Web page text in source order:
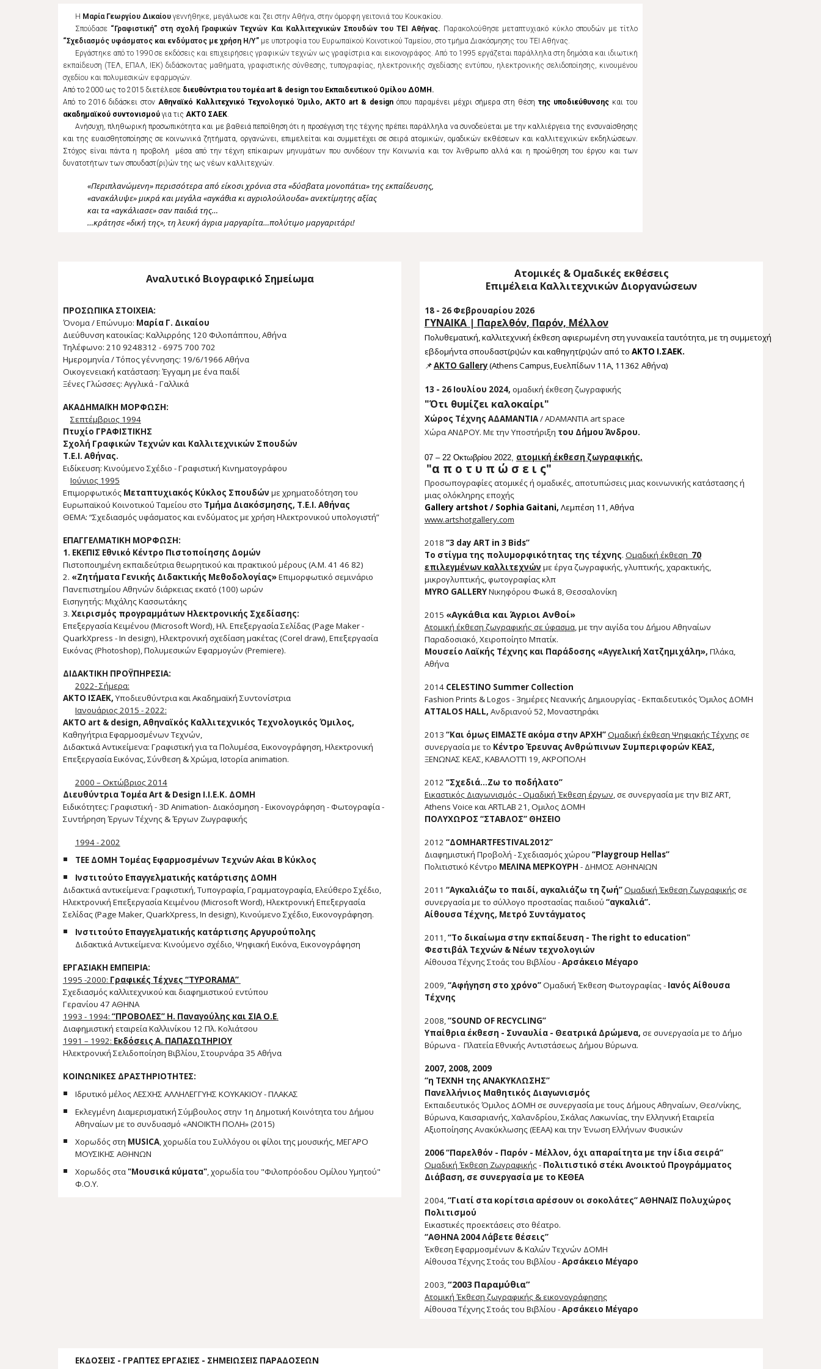
Η Μαρία Γεωργίου Δικαίουγεννήθηκε, μεγάλωσε και ζει στην Αθήνα, στην όμορφη γειτονιά του Κουκακίου.
Σπούδασε “Γραφιστική” στη σχολή Γραφικών Τεχνών Και Καλλιτεχνικών Σπουδών του ΤΕΙ Αθήνας. Παρακολούθησε μεταπτυχιακό κύκλο σπουδών με τίτλο
“Σχεδιασμός υφάσματος και ενδύματος με χρήση Η/Υ” με υποτροφίατου Ευρωπαϊκού Κοινοτικού Ταμείου, στο τμήμα Διακόσμησης του ΤΕΙ Αθήνας.
Εργάστηκε από το 1990 σε εκδόσεις και επιχειρήσεις γραφικών τεχνών ως γραφίστρια και εικονογράφος. Από το 1995 εργάζεται παράλληλα στη δημόσια και ιδιωτική
εκπαίδευση (ΤΕΛ, ΕΠΑΛ, ΙΕΚ) διδάσκοντας μαθήματα, γραφιστικής σύνθεσης, τυπογραφίας, ηλεκτρονικής σχεδίασης εντύπου, ηλεκτρονικής σελιδοποίησης, κινουμένου
σχεδίου και πολυμεσικών εφαρμογών.
Από το 2000 ως το 2015 διετέλεσε διευθύντρια του τομέα art & design του Εκπαιδευτικού Ομίλου ΔΟΜΗ.
Aπό το 2016 διδάσκει στον Αθηναϊκό Καλλιτεχνικό ΤεχνολογικόΌμιλο, ΑΚΤΟ art & design όπου παραμένει μέχρι σήμερα στη θέση της υποδιεύθυνσηςκαι του
ακαδημαϊκούσυντονισμούγια τις ΑΚΤΟ ΣΑΕΚ.
Ανήσυχη, πληθωρική προσωπικότητα και με βαθειά πεποίθηση ότι η προσέγγιση της τέχνης πρέπει παράλληλα να συνοδεύεται με την καλλιέργεια της ενσυναίσθησης
και της ευαισθητοποίησης σε κοινωνικά ζητήματα, οργανώνει, επιμελείται και συμμετέχει σε σειρά ατομικών, ομαδικών εκθέσεων και καλλιτεχνικών εκδηλώσεων.
Στόχος είναι πάντα η προβολή μέσα από την τέχνη επίκαιρων μηνυμάτων που συνδέουν την Κοινωνία και τον Άνθρωπο αλλά και η προώθηση του έργου και των
δυνατοτήτων των σπουδαστ(ρι)ών της ως νέων καλλιτεχνών.
«Περιπλανώμενη» περισσότερα από είκοσι χρόνια στα «δύσβατα μονοπάτια» της εκπαίδευσης,
«ανακάλυψε» μικρά και μεγάλα«αγκάθια κι αγριολούλουδα»ανεκτίμητης αξίας
και τα «αγκάλιασε» σαν παιδιά της…
…κράτησε «δική της», τη λευκή άγρια μαργαρίτα…πολύτιμο μαργαριτάρι!
Αναλυτικό Βιογραφικό Σημείωμα
ΠΡΟΣΩΠΙΚΑ ΣΤΟΙΧΕΙΑ:
Όνομα / Επώνυμο: Μαρία Γ. Δικαίου
Διεύθυνση κατοικίας: Καλλιρρόης 120 Φιλοπάππου, Αθήνα
Τηλέφωνο: 210 9248312 - 6975 700 702
Ημερομηνία / Τόπος γέννησης: 19/6/1966 Αθήνα
Οικογενειακή κατάσταση: Έγγαμη με ένα παιδί
Ξένες Γλώσσες: Αγγλικά - Γαλλικά
ΑΚΑΔΗΜΑΪΚΗ ΜΟΡΦΩΣΗ:
Σεπτέμβριος 1994
Πτυχίο ΓΡΑΦΙΣΤΙΚΗΣ
Σχολή Γραφικών Τεχνών και Καλλιτεχνικών Σπουδών
Τ.Ε.Ι. Αθήνας.
Ειδίκευση: Κινούμενο Σχέδιο - Γραφιστική Κινηματογράφου
Ιούνιος 1995
Επιμορφωτικός Μεταπτυχιακός Κύκλος Σπουδών με χρηματοδότηση του
Ευρωπαϊκού Κοινοτικού Ταμείου στο Τμήμα Διακόσμησης, Τ.Ε.Ι. Αθήνας
ΘΕΜΑ: “Σχεδιασμός υφάσματος και ενδύματος με χρήση Ηλεκτρονικού υπολογιστή”
ΕΠΑΓΓΕΛΜΑΤΙΚΗ ΜΟΡΦΩΣΗ:
1. ΕΚΕΠΙΣ Εθνικό Κέντρο Πιστοποίησης Δομών
Πιστοποιημένη εκπαιδεύτρια θεωρητικού και πρακτικού μέρους (Α.Μ. 41 46 82)
2. «Ζητήματα Γενικής Διδακτικής Μεθοδολογίας»Επιμορφωτικό σεμινάριο
Πανεπιστημίου Αθηνών διάρκειας εκατό (100) ωρών
Εισηγητής: Μιχάλης Κασσωτάκης
3. Χειρισμός προγραμμάτων Ηλεκτρονικής Σχεδίασης:
Eπεξεργασία Kειμένου (Microsoft Word), Ηλ. Επεξεργασία Σελίδας(Page Maker -
QuarkΧpress - In design), Ηλεκτρονική σχεδίαση μακέτας (Corel draw), Επεξεργασία
Εικόνας (Photoshop), Πολυμεσικών Εφαρμογών (Premiere).
ΔΙΔΑΚΤΙΚΗ ΠΡΟΫΠΗΡΕΣΙΑ:
2022- Σήμερα:
ΑΚΤΟ ΙΣΑΕΚ, Υποδιευθύντρια καιΑκαδημαϊκή Συντονίστρια
Ιανουάριος 2015 -2022:
ΑΚΤΟ art & design, Αθηναϊκός Καλλιτεχνικός Τεχνολογικός Όμιλος,
Καθηγήτρια Εφαρμοσμένων Τεχνών,
Διδακτικά Αντικείμενα: Γραφιστική για τα Πολυμέσα, Εικονογράφηση, Ηλεκτρονική
Επεξεργασία Εικόνας, Σύνθεση & Χρώμα, Ιστορία animation.
2000 – Οκτώβριος 2014
Διευθύντρια Τομέα Art & Design Ι.Ι.Ε.Κ. ΔΟΜΗ
Ειδικότητες: Γραφιστική - 3D Animation- Διακόσμηση - Eικονογράφηση - Φωτογραφία -
Συντήρηση Έργων Τέχνης & Έργων Ζωγραφικής
1994 - 2002
TEE ΔΟΜΗ Τομέας Εφαρμοσμένων Τεχνών Α΄και Β΄ Κύκλος
Ινστιτούτο Επαγγελματικής κατάρτισης ΔΟΜΗ
Διδακτικά αντικείμενα: Γραφιστική, Τυπογραφία, Γραμματογραφία, Ελεύθερο Σχέδιο,
Ηλεκτρονική Επεξεργασία Κειμένου (Microsoft Word), Ηλεκτρονική Επεξεργασία
Σελίδας (Page Maker, QuarkXpress, In design), Κινούμενο Σχέδιο, Εικονογράφηση.
Ινστιτούτο Επαγγελματικής κατάρτισης Αργυρούπολης
Διδακτικά Αντικείμενα: Κινούμενο σχέδιο, Ψηφιακή Εικόνα, Εικονογράφηση
ΕΡΓΑΣΙΑΚΗ ΕΜΠΕΙΡΙΑ:
1995 -2000: Γραφικές Τέχνες “TYPORAMA”
Σχεδιασμός καλλιτεχνικού και διαφημιστικού εντύπου
Γερανίου 47 ΑΘΗΝΑ
1993 - 1994: “ΠΡΟΒΟΛΕΣ” Η. Παναγούλης και ΣΙΑ Ο.Ε.
Διαφημιστική εταιρεία Καλλινίκου 12 Πλ. Κολιάτσου
1991 – 1992: Εκδόσεις Α. ΠΑΠΑΣΩΤΗΡΙΟΥ
Ηλεκτρονική Σελιδοποίηση Βιβλίου, Στουρνάρα 35 Αθήνα
ΚΟΙΝΩΝΙΚΕΣ ΔΡΑΣΤΗΡΙΟΤΗΤΕΣ:
Ιδρυτικό μέλος ΛΕΣΧΗΣ ΑΛΛΗΛΕΓΓΥΗΣ ΚΟΥΚΑΚΙΟΥ - ΠΛΑΚΑΣ
Εκλεγμένη Διαμερισματική Σύμβουλος στην 1η Δημοτική Κοινότητα του Δήμου
Αθηναίων με το συνδυασμό «ΑΝΟΙΚΤΗ ΠΟΛΗ» (2015)
Χορωδός στη MUSICA, χορωδία του Συλλόγου οι φίλοι της μουσικής, ΜΕΓΑΡΟ
ΜΟΥΣΙΚΗΣ ΑΘΗΝΩN
Χορωδός στα "Μουσικά κύματα", χορωδία του "Φιλοπρόοδου Ομίλου Υμητού"
Φ.Ο.Υ.
Ατομικές & Ομαδικές εκθέσεις
Επιμέλεια Καλλιτεχνικών Διοργανώσεων
18 - 26 Φεβρουαρίου 2026
ΓΥΝΑΙΚΑ | Παρελθόν, Παρόν, Μέλλον
Πολυθεματική, καλλιτεχνική έκθεση αφιερωμένη στη γυναικεία ταυτότητα, με τη συμμετοχή
εβδομήντα σπουδαστ(ρι)ών και καθηγητ(ρι)ών από το ΑΚΤΟ Ι.ΣΑΕΚ.
📌AKTO Gallery(Athens Campus, Ευελπίδων 11Α, 11362 Αθήνα)
13 - 26 Ιουλίου 2024, ομαδική έκθεση ζωγραφικής
"Ότι θυμίζει καλοκαίρι"
Χώρος Τέχνης ΑΔΑΜΑΝΤΙΑ/ ADAMANTIA art space
Χώρα ΑΝΔΡΟΥ. Με την Υποστήριξη του Δήμου Άνδρου.
07 – 22 Οκτωβρίου 2022, ατομική έκθεση ζωγραφικής,
"α π ο τ υ π ώ σ ε ι ς"
Προσωπογραφίες ατομικές ή ομαδικές, αποτυπώσεις μιας κοινωνικής κατάστασης ή
μιας ολόκληρης εποχής
Gallery artshot / Sophia Gaitani, Λεμπέση 11, Αθήνα
www.artshotgallery.com
2018 “3 day ART in 3 Bids”
Tο στίγμα της πολυμορφικότητας της τέχνης. Ομαδική έκθεση 70
επιλεγμένων καλλιτεχνών με έργα ζωγραφικής, γλυπτικής, χαρακτικής,
μικρογλυπτικής, φωτογραφίαςκλπ
MYRO GALLERYΝικηφόρου Φωκά 8, Θεσσαλονίκη
2015 «Αγκάθια και Άγριοι Ανθοί»
Ατομική έκθεση ζωγραφικής σε ύφασμα, με την αιγίδα του Δήμου Αθηναίων
Παραδοσιακό, Χειροποίητο Μπατίκ.
Μουσείο Λαϊκής Τέχνης και Παράδοσης «Αγγελική Χατζημιχάλη», Πλάκα,
Αθήνα
2014CELESTINO Summer Collection
Fashion Prints & Logos - 3ημέρες Νεανικής Δημιουργίας - Εκπαιδευτικός Όμιλος ΔΟΜΗ
ATTALOS HALL, Ανδριανού 52, Μοναστηράκι
2013 “Και όμως ΕΙΜΑΣΤΕ ακόμα στην ΑΡΧΗ”Ομαδική έκθεση Ψηφιακής Τέχνηςσε
συνεργασία με το Κέντρο Έρευνας Ανθρώπινων Συμπεριφορών ΚΕΑΣ,
ΞΕΝΩΝΑΣ ΚΕΑΣ, ΚΑΒΑΛΟΤΤΙ 19, ΑΚΡΟΠΟΛΗ
2012 “Σχεδιά...Ζω το ποδήλατο”
Εικαστικός Διαγωνισμός - Ομαδική Έκθεση έργων,σε συνεργασία με την BIZ ART,
Athens Voice και ARTLAB 21, Ομιλος ΔΟΜΗ
ΠΟΛΥΧΩΡΟΣ “ΣΤΑΒΛΟΣ” ΘΗΣΕΙΟ
2012 “ΔΟΜΗARTFESTIVAL2012”
Διαφημιστική Προβολή - Σχεδιασμός χώρου “Playgroup Hellas”
Πολιτιστικό Κέντρο ΜΕΛΙΝΑ ΜΕΡΚΟΥΡΗ - ΔΗΜΟΣ ΑΘΗΝΑΙΩΝ
2011 “Αγκαλιάζω το παιδί, αγκαλιάζω τη ζωή”Ομαδική Έκθεση ζωγραφικήςσε
συνεργασία με το σύλλογο προστασίας παιδιού “αγκαλιά”.
Αίθουσα Τέχνης, Μετρό Συντάγματος
2011,“Το δικαίωμα στην εκπαίδευση - The right to education"
Φεστιβάλ Τεχνών & Νέων τεχνολογιών
Αίθουσα Τέχνης Στοάς του Βιβλίου -Αρσάκειο Μέγαρο
2009,“Αφήγηση στο χρόνο”Ομαδική Έκθεση Φωτογραφίας - Ιανός Αίθουσα
Τέχνης
2008,“SOUND OF RECYCLING”
Υπαίθρια έκθεση - Συναυλία - Θεατρικά Δρώμενα, σε συνεργασία με το Δήμο
Βύρωνα - Πλατεία Εθνικής Αντιστάσεως Δήμου Βύρωνα.
2007, 2008, 2009
“η ΤΕΧΝΗ της ΑΝΑΚΥΚΛΩΣΗΣ”
Πανελλήνιος Μαθητικός Διαγωνισμός
Εκπαιδευτικός Όμιλος ΔΟΜΗ σε συνεργασία με τους Δήμους Αθηναίων, Θεσ/νίκης,
Βύρωνα, Καισαριανής, Χαλανδρίου, Σκάλας Λακωνίας, την Ελληνική Εταιρεία
Αξιοποίησης Ανακύκλωσης (ΕΕΑΑ) και την Ένωση Ελλήνων Φυσικών
2006 “Παρελθόν - Παρόν - Μέλλον, όχι απαραίτητα με την ίδια σειρά”
Ομαδική Έκθεση Ζωγραφικής- Πολιτιστικό στέκι Ανοικτού Προγράμματος
Διάβαση, σε συνεργασία με το ΚΕΘΕΑ
2004,“Γιατί στα κορίτσια αρέσουν οι σοκολάτες” ΑΘΗΝΑΪΣ Πολυχώρος
Πολιτισμού
Εικαστικές προεκτάσεις στο θέατρο.
“ΑΘΗΝΑ 2004 Λάβετε θέσεις”
Έκθεση Εφαρμοσμένων & Καλών Τεχνών ΔΟΜΗ
Αίθουσα Τέχνης Στοάς του Βιβλίου -Αρσάκειο Μέγαρο
2003,“2003 Παραμύθια”
Ατομική Έκθεση ζωγραφικής & εικονογράφησης
Αίθουσα Τέχνης Στοάς του Βιβλίου -Αρσάκειο Μέγαρο
ΕΚΔΟΣΕΙΣ - ΓΡΑΠΤΕΣ ΕΡΓΑΣΙΕΣ - ΣΗΜΕΙΩΣΕΙΣ ΠΑΡΑΔΟΣΕΩΝ